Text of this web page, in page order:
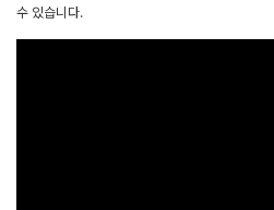
수 있습니다.